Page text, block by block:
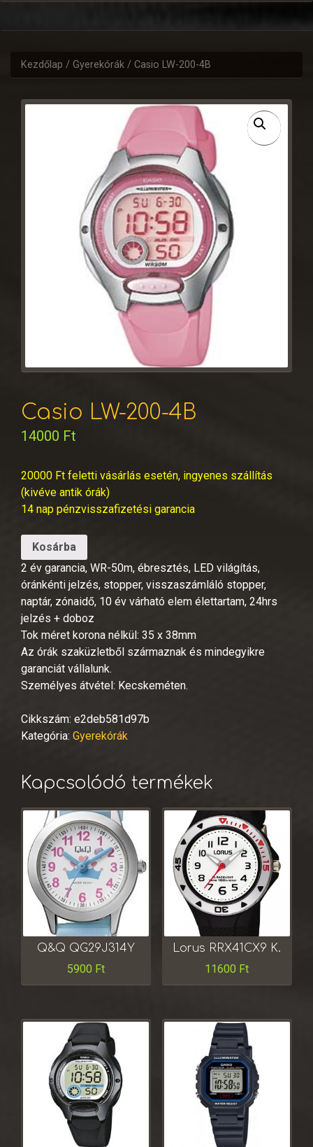
Kezdőlap / Gyerekórák / Casio LW-200-4B
Casio LW-200-4B
14000 Ft
20000 Ft feletti vásárlás esetén, ingyenes szállítás
(kivéve antik órák)
14 nap pénzvisszafizetési garancia
Kosárba
2 év garancia, WR-50m, ébresztés, LED világítás,
óránkénti jelzés, stopper, visszaszámláló stopper,
naptár, zónaidő, 10 év várható elem élettartam, 24hrs
jelzés + doboz
Tok méret korona nélkül: 35 x 38mm
Az órák szaküzletből származnak és mindegyikre
garanciát vállalunk.
Személyes átvétel: Kecskeméten.
Cikkszám: e2deb581d97b
Kategória: Gyerekórák
Kapcsolódó termékek
Q&Q QG29J314Y
5900 Ft
Lorus RRX41CX9 K.
11600 Ft